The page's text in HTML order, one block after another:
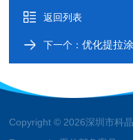
返回列表
下一个：优化提拉
Copyright © 2026深圳市科